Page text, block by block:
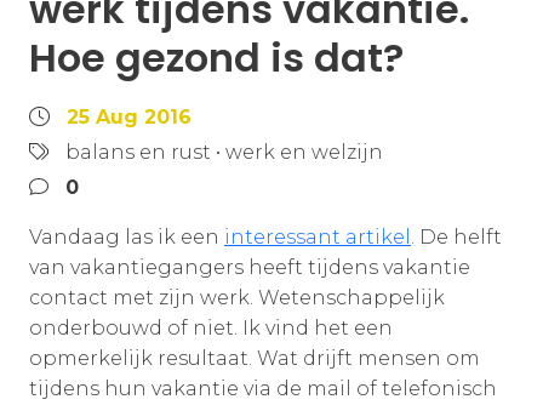
Hoe gezond is dat?
25 Aug 2016
balans en rust • werk en welzijn
0
Vandaag las ik een interessant artikel . De helft
van vakantiegangers heeft tijdens vakantie
contact met zijn werk. Wetenschappelijk
onderbouwd of niet. Ik vind het een
opmerkelijk resultaat. Wat drijft mensen om
tijdens hun vakantie via de mail of telefonisch